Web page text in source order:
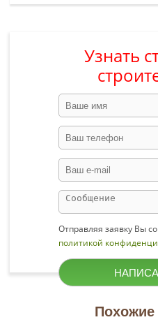
Узнать
Отправляя заявку Вы
политикой
Похожие